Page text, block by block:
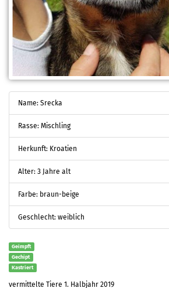
Name: Srecka
Rasse: Mischling
Herkunft: Kroatien
Alter: 3 Jahre alt
Farbe: braun-beige
Geschlecht: weiblich
Geimpft
Gechipt
Kastriert
vermittelte Tiere 1. Halbjahr 2019